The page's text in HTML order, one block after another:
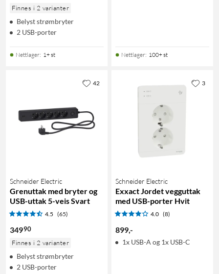
Finnes i 2 varianter
Belyst strømbryter
2 USB-porter
Nettlager: 1+ st Nettlager: 100+ st
Schneider Electric
Grenuttak med bryter og
USB-uttak 5-veis Svart
4.5 (65)
34990
Finnes i 2 varianter
Belyst strømbryter
2 USB-porter
42
Schneider Electric
Exxact Jordet vegguttak
med USB-porter Hvit
4.0 (8)
899,-
1x USB-A og 1x USB-C
3